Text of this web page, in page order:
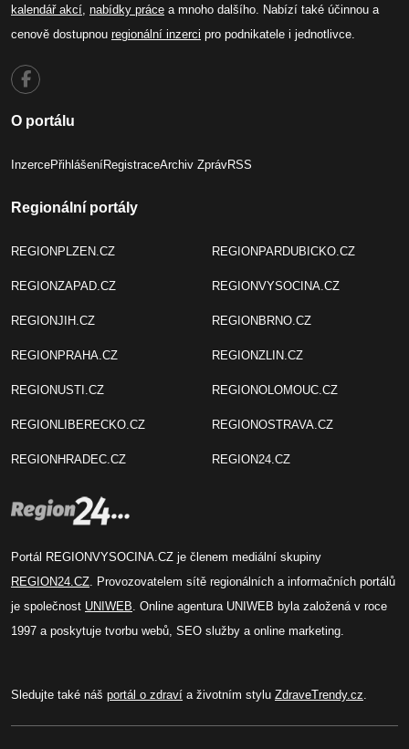
kalendář akcí nabídky práce a mnoho dalšího. Nabízí také účinnou a
cenově dostupnou regionální inzerci pro podnikatele i jednotlivce.
O portálu
InzercePřihlášeníRegistraceArchiv ZprávRSS
Regionální portály
REGIONPLZEN.CZ
REGIONZAPAD.CZ
REGIONJIH.CZ
REGIONPRAHA.CZ
REGIONUSTI.CZ
REGIONLIBERECKO.CZ
REGIONHRADEC.CZ
REGIONPARDUBICKO.CZ
REGIONVYSOCINA.CZ
REGIONBRNO.CZ
REGIONZLIN.CZ
REGIONOLOMOUC.CZ
REGIONOSTRAVA.CZ
REGION24.CZ
Portál REGIONVYSOCINA.CZ je členem mediální skupiny
REGION24.CZ . Provozovatelem sítě regionálních a informačních portálů
je společnost UNIWEB . Online agentura UNIWEB byla založená v roce
1997 a poskytuje tvorbu webů, SEO služby a online marketing.
Sledujte také náš portál o zdraví a životním stylu ZdraveTrendy.cz